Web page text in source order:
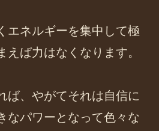
エネルギーを集中して極
えば力はなくなります。
ば、やがてそれは自信に
なパワーとなって色々な